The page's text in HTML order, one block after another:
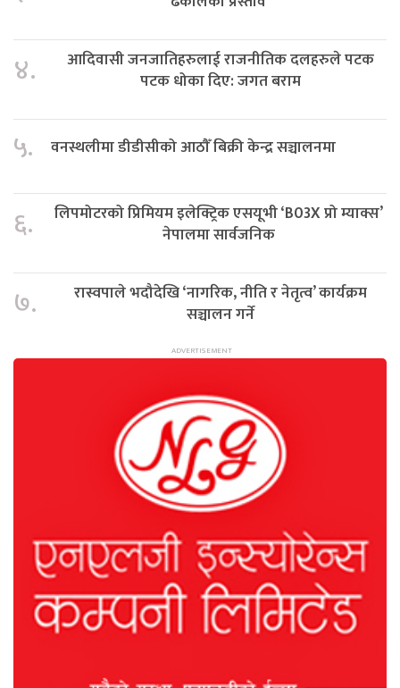
४.
आदिवासी जनजातिहरुलाई राजनीतिक दलहरुले पटक
पटक धोका दिए: जगत बराम
५. वनस्थलीमा डीडीसीको आठौँ बिक्री केन्द्र सञ्चालनमा
६.
लिपमोटरको प्रिमियम इलेक्ट्रिक एसयूभी ‘B03X प्रो म्याक्स’
नेपालमा सार्वजनिक
७.
रास्वपाले भदौदेखि ‘नागरिक, नीति र नेतृत्व’ कार्यक्रम
सञ्चालन गर्ने